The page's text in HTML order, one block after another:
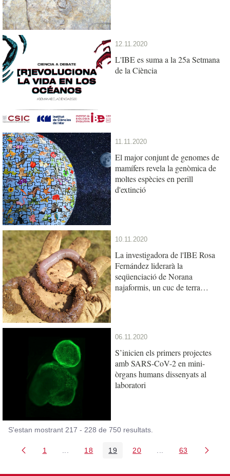
12.11.2020
L'IBE es suma a la 25a Setmana
de la Ciència
11.11.2020
El major conjunt de genomes de
mamífers revela la genòmica de
moltes espècies en perill
d'extinció
10.11.2020
La investigadora de l'IBE Rosa
Fernández liderarà la
seqüenciació de Norana
najaformis, un cuc de terra
06.11.2020
S’inicien els primers projectes
amb SARS-CoV-2 en mini-
òrgans humans dissenyats al
laboratori
S'estan mostrant 217 - 228 de 750 resultats.
Pàgina
1 Pàgines intermèdies Utilitzeu TAB per navegar.
Pàgina
18 Pàgina
19 Pàgina
20 PàginesPàgina
63